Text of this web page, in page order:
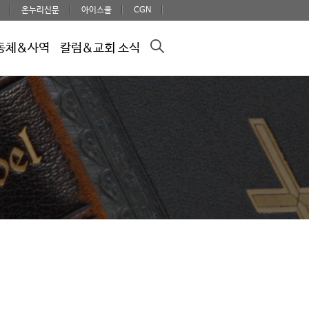
체&사역 칼럼&교회 소식
온누리신문 아이스쿨 CGN